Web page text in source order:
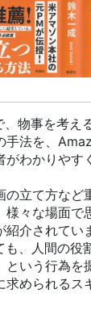
物事を考え
手法を、
わかりやす
の立て方など
様々な場面で
介されてい
も、人間の役
という行為を
求められるス